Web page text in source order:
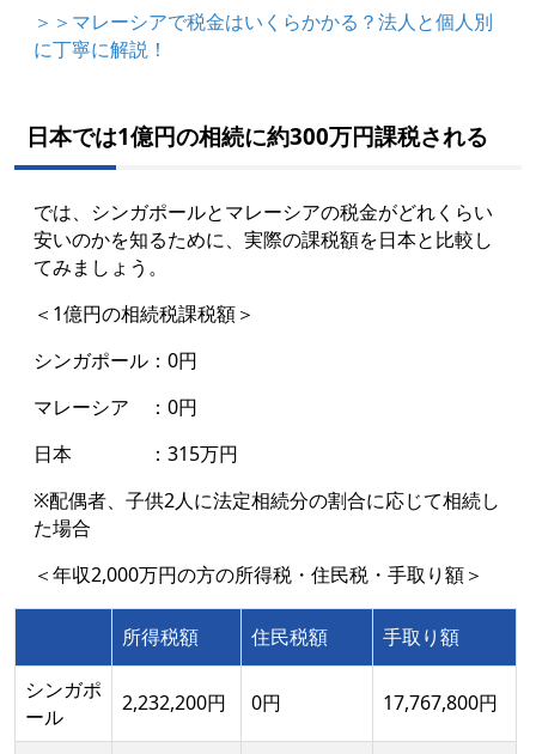
＞＞マレーシアで税金はいくらかかる？法人と個人別
に丁寧に解説！
日本では1億円の相続に約300万円課税される
では、シンガポールとマレーシアの税金がどれくらい
安いのかを知るために、実際の課税額を日本と比較し
てみましょう。
＜1億円の相続税課税額＞
シンガポール：0円
マレーシア ：0円
日本 ：315万円
※配偶者、子供2人に法定相続分の割合に応じて相続し
た場合
＜年収2,000万円の方の所得税・住民税・手取り額＞
所得税額 住民税額
手取り額
シンガポ
ール
2,232,200円 0円 17,767,800円